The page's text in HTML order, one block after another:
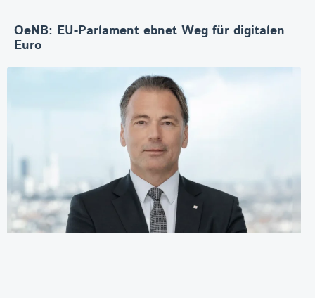
OeNB: EU-Parlament ebnet Weg für digitalen
Euro